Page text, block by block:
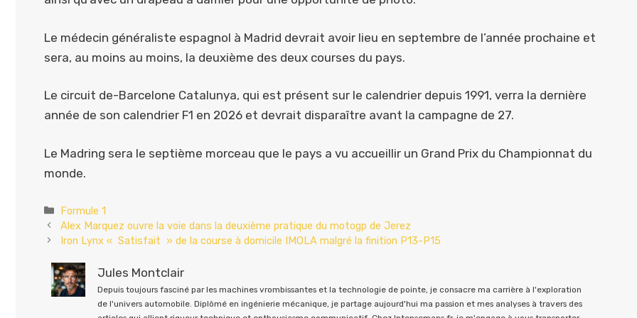
Le médecin généraliste espagnol à Madrid devrait avoir lieu en septembre de l’année prochaine et
sera, au moins au moins, la deuxième des deux courses du pays.
Le circuit de-Barcelone Catalunya, qui est présent sur le calendrier depuis 1991, verra la dernière
année de son calendrier F1 en 2026 et devrait disparaître avant la campagne de 27.
Le Madring sera le septième morceau que le pays a vu accueillir un Grand Prix du Championnat du
monde.
Catégories
Formule 1
Alex Marquez ouvre la voie dans la deuxième pratique du motogp de Jerez
Iron Lynx « Satisfait » de la course à domicile IMOLA malgré la finition P13-P15
Jules Montclair
Depuis toujours fasciné par les machines vrombissantes et la technologie de pointe, je consacre ma carrière à l'exploration
de l'univers automobile. Diplômé en ingénierie mécanique, je partage aujourd'hui ma passion et mes analyses à travers des